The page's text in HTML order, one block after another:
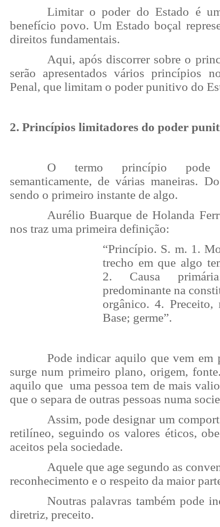
Limitar o poder do Estado é
benefício povo. Um Estado boçal
direitos fundamentais.
Aqui, após discorrer sobre o
serão apresentados vários princípios
Penal, que limitam o poder punitivo do
2. Princípios limitadores do poder
O termo princípio pode
semanticamente, de várias maneiras.
sendo o primeiro instante de algo.
Aurélio Buarque de Holanda
nos traz uma primeira definição:
“Princípio. S. m. 1.
trecho em que algo
2. Causa
predominante na
orgânico. 4. Preceito,
Base; germe”.
Pode indicar aquilo que vem em
surge num primeiro plano, origem,
aquilo que uma pessoa tem de mais
que o separa de outras pessoas numa
Assim, pode designar um
retilíneo, seguindo os valores éticos,
aceitos pela sociedade.
Aquele que age segundo as
reconhecimento e o respeito da maior
Noutras palavras também pode
diretriz, preceito.